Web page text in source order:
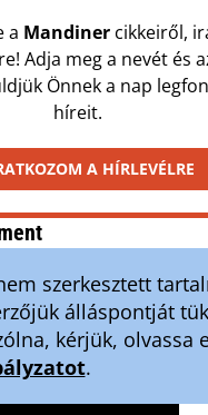
a Mandinercikkeiről,
Adja meg a nevét és
Önnek a nap
híreit.
A HÍRLEVÉLRE
szerkesztett
álláspontját
kérjük, olvassa
.